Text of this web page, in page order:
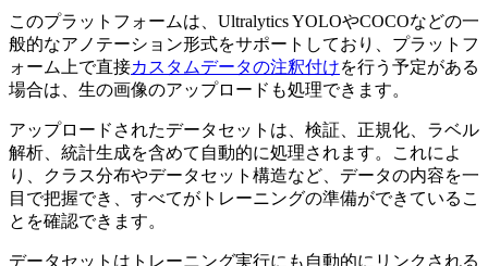
このプラットフォームは、Ultralytics YOLOやCOCOなどの一
般的なアノテーション形式をサポートしており、プラットフ
ォーム上で直接カスタムデータの注釈付けを行う予定がある
場合は、生の画像のアップロードも処理できます。
アップロードされたデータセットは、検証、正規化、ラベル
解析、統計生成を含めて自動的に処理されます。これによ
り、クラス分布やデータセット構造など、データの内容を一
目で把握でき、すべてがトレーニングの準備ができているこ
とを確認できます。
データセットはトレーニング実行にも自動的にリンクされる